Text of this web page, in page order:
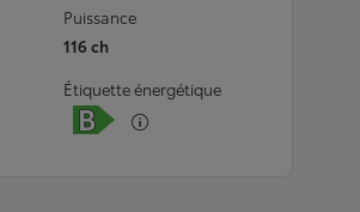
Puissance
116 ch
Étiquette énergétique